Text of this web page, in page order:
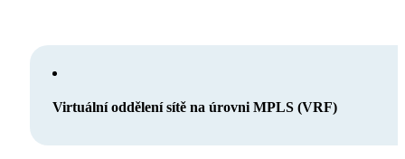
Virtuální oddělení sítě na úrovni MPLS (VRF)